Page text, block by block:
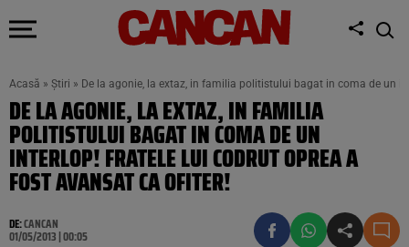
Acasă » Știri » De la agonie, la extaz, in familia politistului bagat in coma de un
DE LA AGONIE, LA EXTAZ, IN FAMILIA
POLITISTULUI BAGAT IN COMA DE UN
INTERLOP! FRATELE LUI CODRUT OPREA A
FOST AVANSAT CA OFITER!
DE:CANCAN
01/05/2013 | 00:05